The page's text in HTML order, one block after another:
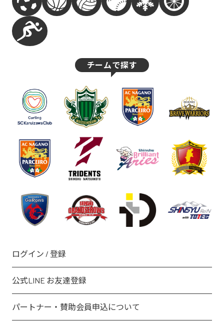
チームで探す
ログイン / 登録
公式LINE お友達登録
パートナー・賛助会員申込について